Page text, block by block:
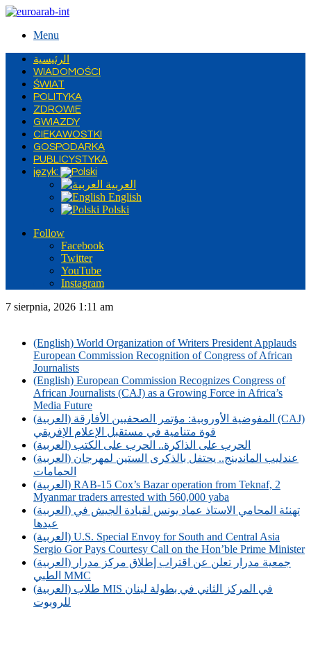
Menu
الرئيسية
WIADOMOŚCI
ŚWIAT
POLITYKA
ZDROWIE
GWIAZDY
CIEKAWOSTKI
GOSPODARKA
PUBLICYSTYKA
język:
العربية
English
Polski
Follow
Facebook
Twitter
YouTube
Instagram
7 sierpnia, 2026 1:11 am
(English) World Organization of Writers President Applauds
European Commission Recognition of Congress of African
Journalists
(English) European Commission Recognizes Congress of
African Journalists (CAJ) as a Growing Force in Africa’s
Media Future
(العربية) المفوضية الأوروبية: مؤتمر الصحفيين الأفارقة (CAJ)
قوة متنامية في مستقبل الإعلام الإفريقي
(العربية) الحرب على الذاكرة.. الحرب على الكتب
(العربية) عندليب الماندينج.. يحتفل بالذكرى الستين لمهرجان
الحمامات
(العربية) RAB-15 Cox’s Bazar operation from Teknaf, 2
Myanmar traders arrested with 560,000 yaba
(العربية) تهنئة المحامي الاستاذ عماد يونس لقيادة الجيش في
عيدها
(العربية) U.S. Special Envoy for South and Central Asia
Sergio Gor Pays Courtesy Call on the Hon’ble Prime Minister
(العربية) جمعية مدرار تعلن عن اقتراب إطلاق مركز مدرار
الطبي MMC
(العربية) طلاب MIS في المركز الثاني في بطولة لبنان
للروبوت